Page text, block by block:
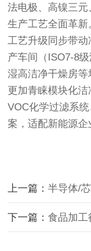
法电极、高镍三
生产工艺全面革新
工艺升级同步带
产车间（ISO7-8
湿高洁净干燥房
更加青睐模块化洁
VOC化学过滤系
案，适配新能源企
上一篇：半导体/芯
下一篇：食品加工